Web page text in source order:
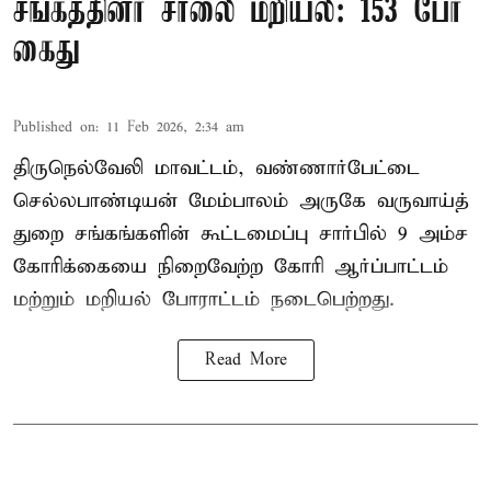
சங்கத்தினர் சாலை மறியல்: 153 பேர்
கைது
Published on: 11 Feb 2026, 2:34 am
திருநெல்வேலி மாவட்டம், வண்ணார்பேட்டை
செல்லபாண்டியன் மேம்பாலம் அருகே வருவாய்த்
துறை சங்கங்களின் கூட்டமைப்பு சார்பில் 9 அம்ச
கோரிக்கையை நிறைவேற்ற கோரி ஆர்ப்பாட்டம்
மற்றும் மறியல் போராட்டம் நடைபெற்றது.
Read More